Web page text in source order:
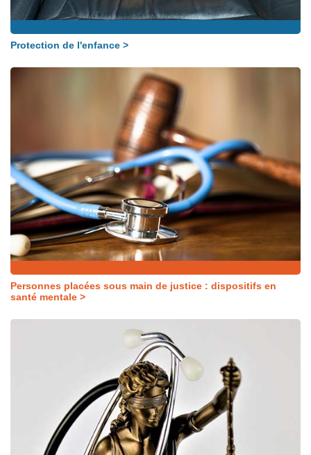
Protection de l'enfance >
Personnes placées sous main de justice : dispositifs en
santé mentale >